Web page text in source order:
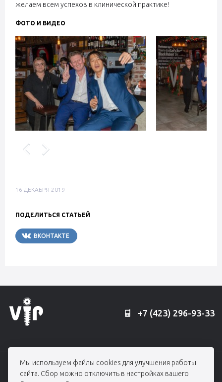
Мы используем файлы cookies для улучшения работы
сайта. Сбор можно отключить в настройках вашего
желаем всем успехов в клинической практике!
ФОТО И ВИДЕО
16 ДЕКАБРЯ 2019
ПОДЕЛИТЬСЯ СТАТЬЕЙ
ВКОНТАКТЕ
+7 (423) 296-93-33
© 2006 — 2026, Профессорская клиника Едранова